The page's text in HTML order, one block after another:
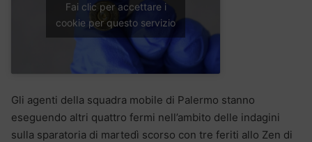
Fai clic per accettare i
cookie per questo servizio
Gli agenti della squadra mobile di Palermo stanno
eseguendo altri quattro fermi nell’ambito delle indagini
sulla sparatoria di martedì scorso con tre feriti allo Zen di